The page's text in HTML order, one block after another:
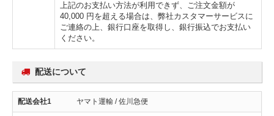
上記のお支払い方法が利用できず、ご注文金額が
40,000 円を超える場合は、弊社カスタマーサービスに
ご連絡の上、銀行口座を取得し、銀行振込でお支払い
ください。
配送について
ヤマト運輸 / 佐川急便